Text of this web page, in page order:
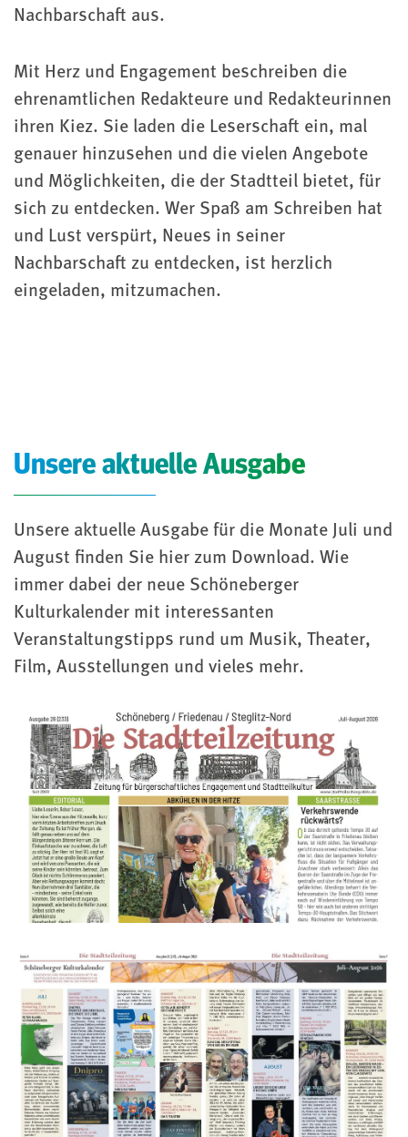
Nachbarschaft aus.
Mit Herz und Engagement beschreiben die
ehrenamtlichen Redakteure und Redakteurinnen
ihren Kiez. Sie laden die Leserschaft ein, mal
genauer hinzusehen und die vielen Angebote
und Möglichkeiten, die der Stadtteil bietet, für
sich zu entdecken. Wer Spaß am Schreiben hat
und Lust verspürt, Neues in seiner
Nachbarschaft zu entdecken, ist herzlich
eingeladen, mitzumachen.
Unsere aktuelle Ausgabe
Unsere aktuelle Ausgabe für die Monate Juli und
August finden Sie hier zum Download. Wie
immer dabei der neue Schöneberger
Kulturkalender mit interessanten
Veranstaltungstipps rund um Musik, Theater,
Film, Ausstellungen und vieles mehr.